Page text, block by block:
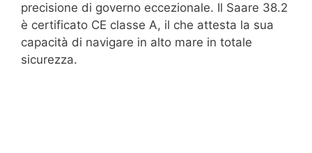
precisione di governo eccezionale. Il Saare 38.2
è certificato CE classe A, il che attesta la sua
capacità di navigare in alto mare in totale
sicurezza.